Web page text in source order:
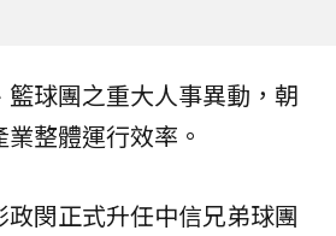
球團之重大人事異動，朝
整體運行效率。
政閔正式升任中信兄弟球團